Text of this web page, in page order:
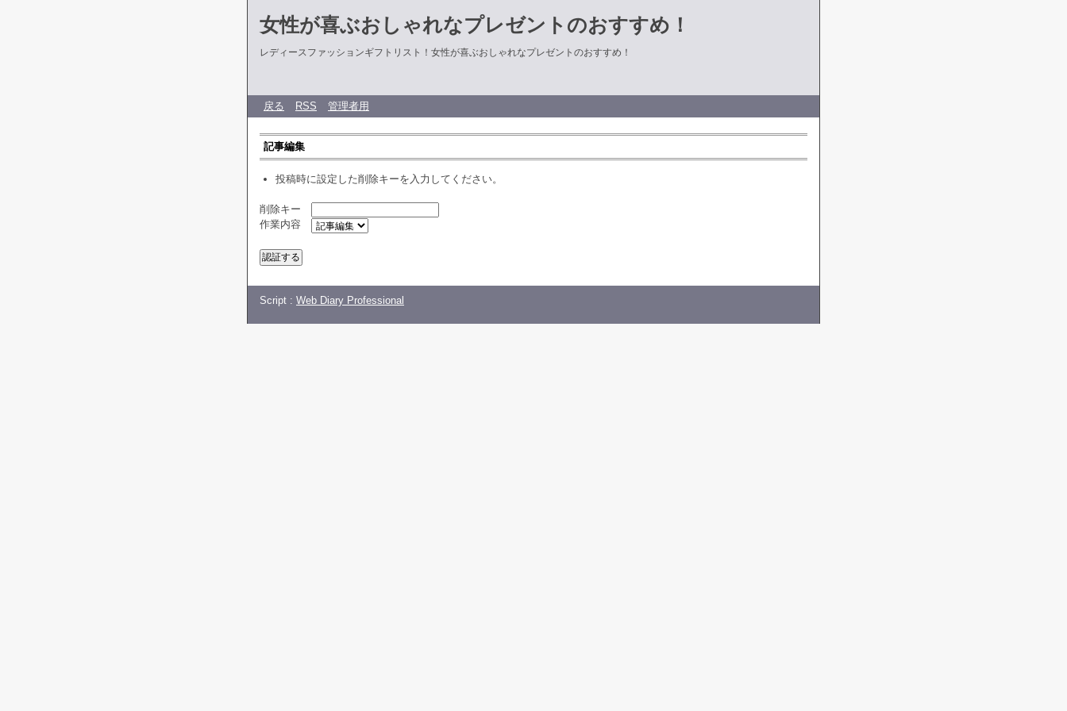
女性が喜ぶおしゃれなプレゼントのおすすめ！
レディースファッションギフトリスト！女性が喜ぶおしゃれなプレゼントのおすすめ！
戻る RSS 管理者用
記事編集
投稿時に設定した削除キーを入力してください。
削除キー
作業内容
Script : Web Diary Professional